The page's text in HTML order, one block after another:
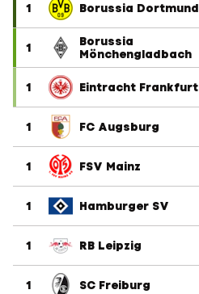
1 Borussia Dortmund
1
Borussia
Mönchengladbach
1 Eintracht Frankfurt
1 FC Augsburg
1 FSV Mainz
1 Hamburger SV
1 RB Leipzig
1 SC Freiburg